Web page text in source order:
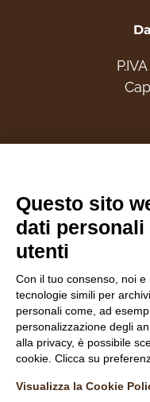
Questo sito
dati
utenti
Con il tuo consenso, noi
tecnologie simili per
personali come, ad
personalizzazione degli
alla privacy, è possibile
cookie. Clicca su
Visualizza la Cookie